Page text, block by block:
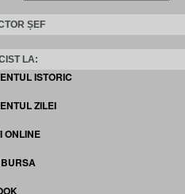
ȘEF
LA:
ISTORIC
ZILEI
ONLINE